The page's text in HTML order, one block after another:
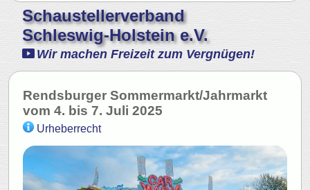
Schaustellerverband
Schleswig-Holstein e.V.
Wir machen Freizeit zum Vergnügen!
Rendsburger Sommermarkt/Jahrmarkt
vom 4. bis 7. Juli 2025
Urheberrecht